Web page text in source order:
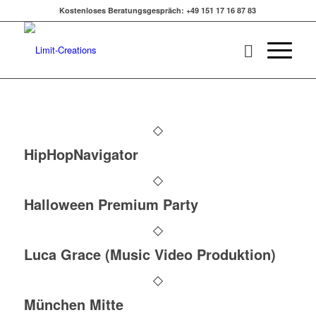
Kostenloses Beratungsgespräch: +49 151 17 16 87 83
HipHopNavigator
Halloween Premium Party
Luca Grace (Music Video Produktion)
München Mitte